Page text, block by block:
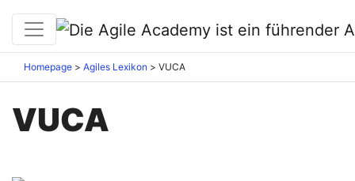
Homepage Agiles Lexikon VUCA
VUCA